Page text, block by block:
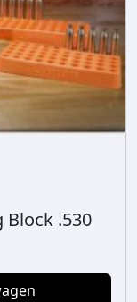
Block .530